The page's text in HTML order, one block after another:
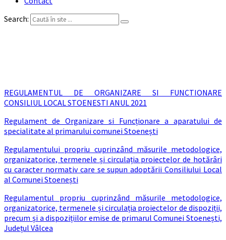
Search:
REGULAMENTUL DE ORGANIZARE SI FUNCTIONARE
CONSILIUL LOCAL STOENESTI ANUL 2021
Regulament de Organizare si Funcționare a aparatului de
specialitate al primarului comunei Stoenești
Regulamentului propriu cuprinzând măsurile metodologice,
organizatorice, termenele și circulația proiectelor de hotărâri
cu caracter normativ care se supun adoptării Consiliului Local
al Comunei Stoenești
Regulamentul propriu cuprinzând măsurile metodologice,
organizatorice, termenele și circulația proiectelor de dispoziții,
precum și a dispozițiilor emise de primarul Comunei Stoenești,
Județul Vâlcea